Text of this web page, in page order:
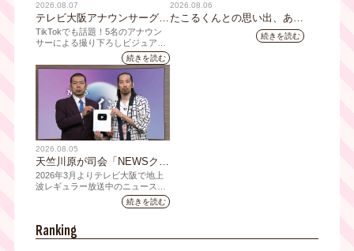
2026.08.07
テレビ大阪アナウンサーグッ
ズの新商品 8月8日(土)に発
売！ テーマは「個性全開」5
人それぞれの"らしさ"を詰め
込んだアイテムが登場
TikTokでも話題！5名のアナウン
サーによる撮り下ろしビジュアル
を使用した新グッズを発売続きを読む
2026.08.06
たこるくんとの思い出、あり
ますか？会員のみなさんに聞
続きを読む
2026.08.05
天竺川原が司会「NEWSクラ
イシス」チャンネル登録者数
10万人突破！テレビ大阪の番
組史上最速記録を更新
2026年3月よりテレビ大阪で地上
波レギュラー放送中のニュース番
組「NEWSクライシス」が、この
たび2026年7月12日(日)に、
人を達成しました。
続きを読む
Ranking